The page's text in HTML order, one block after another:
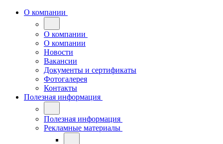
О компании
О компании
О компании
Новости
Вакансии
Документы и сертификаты
Фотогалерея
Контакты
Полезная информация
Полезная информация
Рекламные материалы